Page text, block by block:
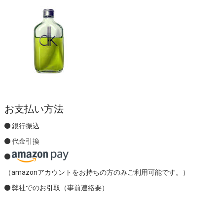
お支払い方法
銀行振込
代金引換
（amazonアカウントをお持ちの方のみご利用可能です。）
弊社でのお引取（事前連絡要）